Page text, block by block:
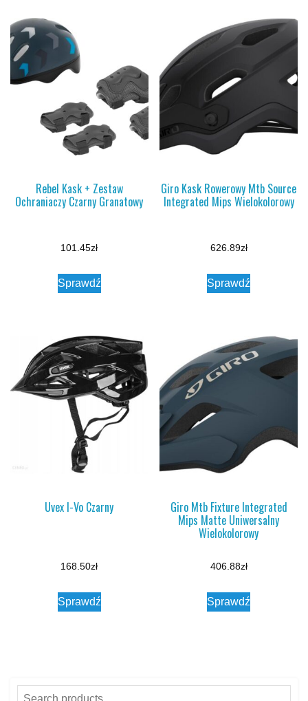
Rebel Kask + Zestaw
Ochraniaczy Czarny Granatowy
101.45zł
Sprawdź
Giro Kask Rowerowy Mtb Source
Integrated Mips Wielokolorowy
626.89zł
Sprawdź
Uvex I-Vo Czarny
168.50zł
Sprawdź
Giro Mtb Fixture Integrated
Mips Matte Uniwersalny
Wielokolorowy
406.88zł
Sprawdź
Search